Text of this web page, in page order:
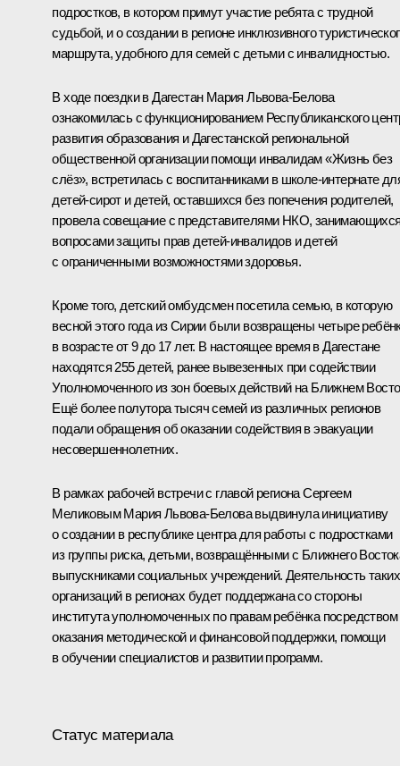
подростков, в котором примут участие ребята с трудной
судьбой, и о создании в регионе инклюзивного
маршрута, удобного для семей с детьми с инвалидностью.
В ходе поездки в Дагестан Мария Львова-Белова
ознакомилась с функционированием Республиканского
развития образования и Дагестанской региональной
общественной организации помощи инвалидам «Жизнь без
слёз», встретилась с воспитанниками в школе-интернате
детей-сирот и детей, оставшихся без попечения родителей,
провела совещание с представителями НКО,
вопросами защиты прав детей-инвалидов и детей
с ограниченными возможностями здоровья.
Кроме того, детский омбудсмен посетила семью, в которую
весной этого года из Сирии были возвращены четыре
в возрасте от 9 до 17 лет. В настоящее время в Дагестане
находятся 255 детей, ранее вывезенных при содействии
Уполномоченного из зон боевых действий на Ближнем
Ещё более полутора тысяч семей из различных регионов
подали обращения об оказании содействия в эвакуации
несовершеннолетних.
В рамках рабочей встречи с главой регионаСергеем
МеликовымМария Львова-Белова выдвинула инициативу
о создании в республике центра для работы с подростками
из группы риска, детьми, возвращёнными с Ближнего
выпускниками социальных учреждений. Деятельность таких
организаций в регионах будет поддержана со стороны
института уполномоченных по правам ребёнка посредством
оказания методической и финансовой поддержки, помощи
в обучении специалистов и развитии программ.
Статус материала